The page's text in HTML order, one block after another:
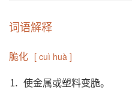
词语解释
脆化 [ cuì huà ]
⒈ 使金属或塑料变脆。